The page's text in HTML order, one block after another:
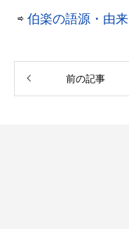
⇨ 伯楽の語源・由来
前の記事